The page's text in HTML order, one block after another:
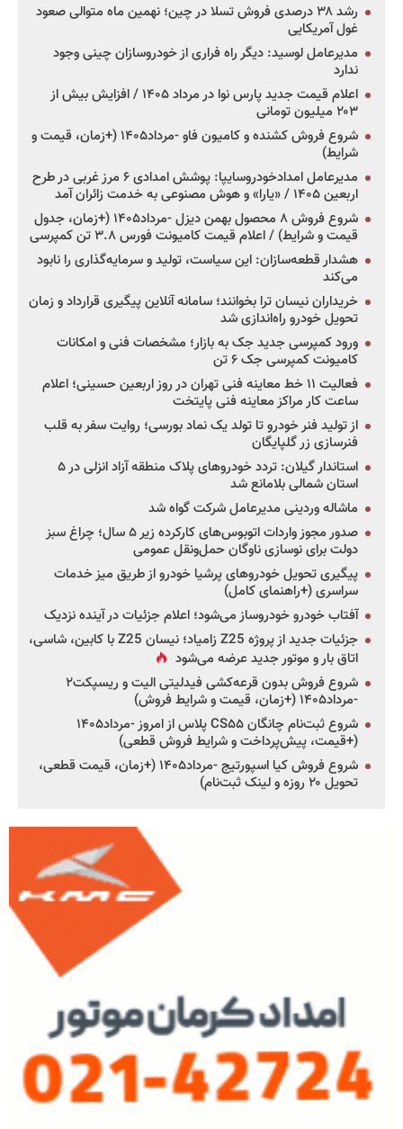
رشد ۳۸ درصدی فروش تسلا در چین؛ نهمین ماه متوالی صعود
غول آمریکایی
مدیرعامل لوسید: دیگر راه فراری از خودروسازان چینی وجود
ندارد
اعلام قیمت جدید پارس نوا در مرداد ۱۴۰۵ / افزایش بیش از
۲۰۳ میلیون تومانی
شروع فروش کشنده و کامیون فاو -مرداد۱۴۰۵ (+زمان، قیمت و
شرایط)
مدیرعامل امدادخودروسایپا: پوشش امدادی ۶ مرز غربی در طرح
اربعین ۱۴۰۵ / «یارا» و هوش مصنوعی به خدمت زائران آمد
شروع فروش ۸ محصول بهمن دیزل -مرداد۱۴۰۵ (+زمان، جدول
قیمت و شرایط) / اعلام قیمت کامیونت فورس ۳.۸ تن کمپرسی
هشدار قطعه‌سازان: این سیاست، تولید و سرمایه‌گذاری را نابود
می‌کند
خریداران نیسان ترا بخوانند؛ سامانه آنلاین پیگیری قرارداد و زمان
تحویل خودرو راه‌اندازی شد
ورود کمپرسی جدید جک به بازار؛ مشخصات فنی و امکانات
کامیونت کمپرسی جک ۶ تن
فعالیت ۱۱ خط معاینه فنی تهران در روز اربعین حسینی؛ اعلام
ساعت کار مراکز معاینه فنی پایتخت
از تولید فنر خودرو تا تولد یک نماد بورسی؛ روایت سفر به قلب
فنرسازی زر گلپایگان
استاندار گیلان: تردد خودروهای پلاک منطقه آزاد انزلی در ۵
استان شمالی بلامانع شد
ماشاله وردینی مدیرعامل شرکت گواه شد
صدور مجوز واردات اتوبوس‌های کارکرده زیر ۵ سال؛ چراغ سبز
دولت برای نوسازی ناوگان حمل‌ونقل عمومی
پیگیری تحویل خودروهای پرشیا خودرو از طریق میز خدمات
سراسری (+راهنمای کامل)
آفتاب خودرو خودروساز می‌شود؛ اعلام جزئیات در آینده نزدیک
جزئیات جدید از پروژه Z25 زامیاد؛ نیسان Z25 با کابین، شاسی،
اتاق بار و موتور جدید عرضه می‌شود
شروع فروش بدون قرعه‌کشی فیدلیتی الیت و ریسپکت۲
-مرداد۱۴۰۵ (+زمان، قیمت و شرایط فروش)
شروع ثبت‌نام چانگان CS۵۵ پلاس از امروز -مرداد۱۴۰۵
(+قیمت، پیش‌پرداخت و شرایط فروش قطعی)
شروع فروش کیا اسپورتیج -مرداد۱۴۰۵ (+زمان، قیمت قطعی،
تحویل ۲۰ روزه و لینک ثبت‌نام)